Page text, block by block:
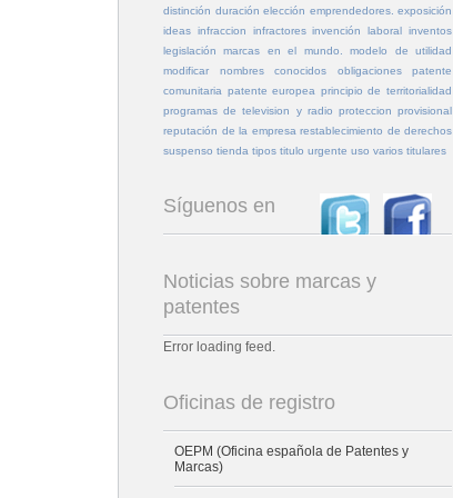
distinción duración elección emprendedores. exposición
ideas infraccion infractores invención laboral
inventos
legislación
marcas en el mundo.
modelo de utilidad
modificar
nombres conocidos obligaciones
patente
comunitaria patente europea principio de territorialidad
programas de television y radio proteccion provisional
reputación de la empresa restablecimiento de derechos
suspenso tienda tipos titulo urgente uso varios titulares
Síguenos en
Noticias sobre marcas y
patentes
Error loading feed.
Oficinas de registro
OEPM (Oficina española de Patentes y
Marcas)